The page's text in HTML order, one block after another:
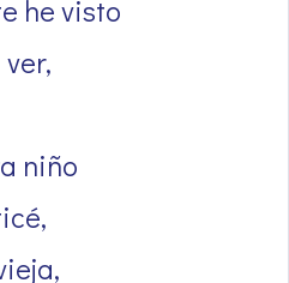
he visto
niño